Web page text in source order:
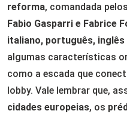
reforma, comandada
Fabio Gasparri e Fabrice
italiano, português, inglês
algumas características
como a escada que
lobby. Vale lembrar que,
cidades europeias, os